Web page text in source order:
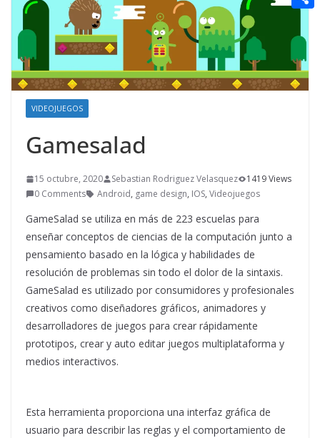
VIDEOJUEGOS
Gamesalad
15 octubre, 2020 Sebastian Rodriguez Velasquez
1419 Views
0 Comments
Android, game design, IOS, Videojuegos
GameSalad se utiliza en más de 223 escuelas para
enseñar conceptos de ciencias de la computación junto a
pensamiento basado en la lógica y habilidades de
resolución de problemas sin todo el dolor de la sintaxis.
GameSalad es utilizado por consumidores y profesionales
creativos como diseñadores gráficos, animadores y
desarrolladores de juegos para crear rápidamente
prototipos, crear y auto editar juegos multiplataforma y
medios interactivos.
Esta herramienta proporciona una interfaz gráfica de
usuario para describir las reglas y el comportamiento de
n
e
r
r
e
s
a
d
d
i
o
m
p